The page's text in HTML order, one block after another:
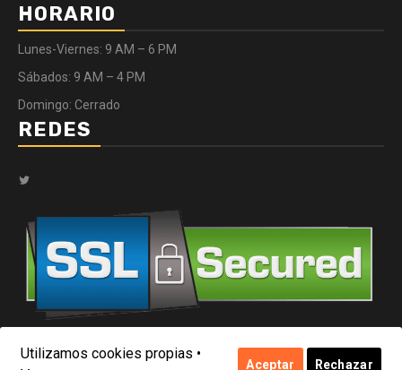
HORARIO
Lunes-Viernes: 9 AM – 6 PM
Sábados: 9 AM – 4 PM
Domingo: Cerrado
REDES
Twitter
Copyright © Todos los derechos reservados.| Dataconfirmada
Utilizamos cookies propias •
Aceptar Rechazar